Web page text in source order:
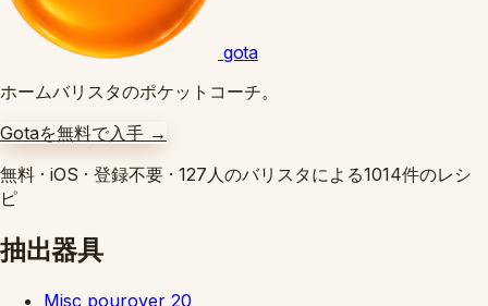
gota
ホームバリスタのポケットコーチ。
Gotaを無料で入手 →
無料 · iOS · 登録不要 · 127人のバリスタによる1014件のレシ
ピ
抽出器具
Misc pourover 20